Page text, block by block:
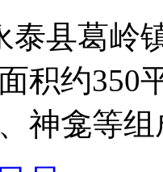
泰县葛岭
积约350
神龛等